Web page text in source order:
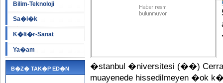
Bilim-Teknoloji
Sa�l�k
K�lt�r-Sanat
Ya�am
B�Z� TAK�P ED�N
�stanbul �niversitesi (��)
muayenede hissedilmeyen �ok